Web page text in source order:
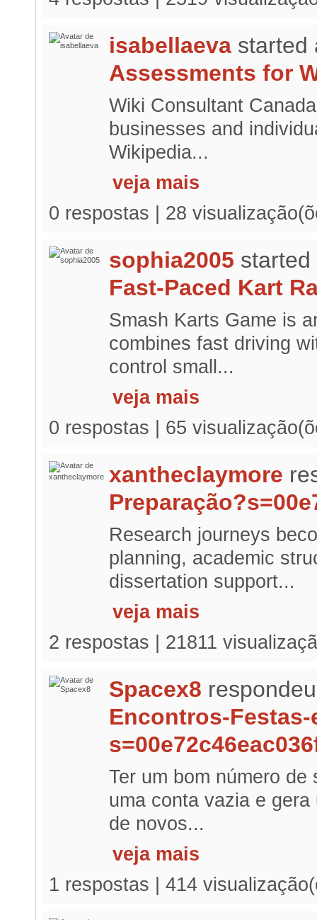
isabellaeva
Assessments for
Wiki Consultant
businesses and
Wikipedia...
veja mais
0 respostas | 28
sophia2005
Fast-Paced Kart
Smash Karts Game is
combines fast driving
control small...
veja mais
0 respostas | 65
xantheclaymore
Research journeys
planning, academic
dissertation support...
veja mais
2 respostas | 21811
Spacex8
Encontros-Festas-
Ter um bom número
uma conta vazia e
de novos...
veja mais
1 respostas | 414